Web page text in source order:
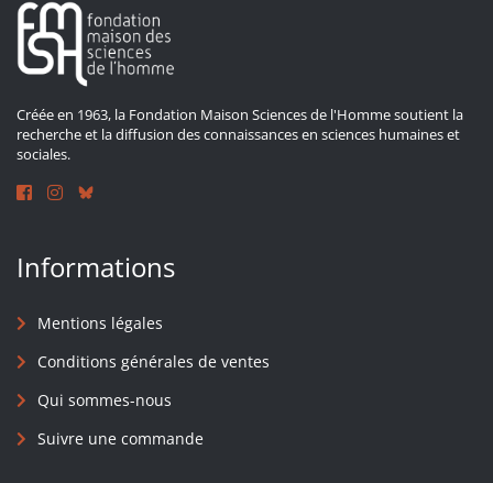
Créée en 1963, la Fondation Maison Sciences de l'Homme soutient la
recherche et la diffusion des connaissances en sciences humaines et
sociales.
Informations
Mentions légales
Conditions générales de ventes
Qui sommes-nous
Suivre une commande